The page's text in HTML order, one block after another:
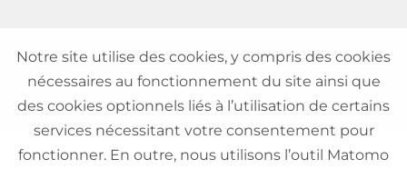
Notre site utilise des cookies, y compris des cookies
nécessaires au fonctionnement du site ainsi que
des cookies optionnels liés à l’utilisation de certains
services nécessitant votre consentement pour
fonctionner. En outre, nous utilisons l’outil Matomo